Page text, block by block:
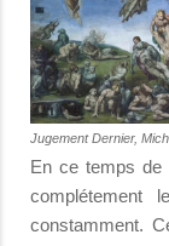
Jugement Dernier,
En ce temps de
complétement
constamment.